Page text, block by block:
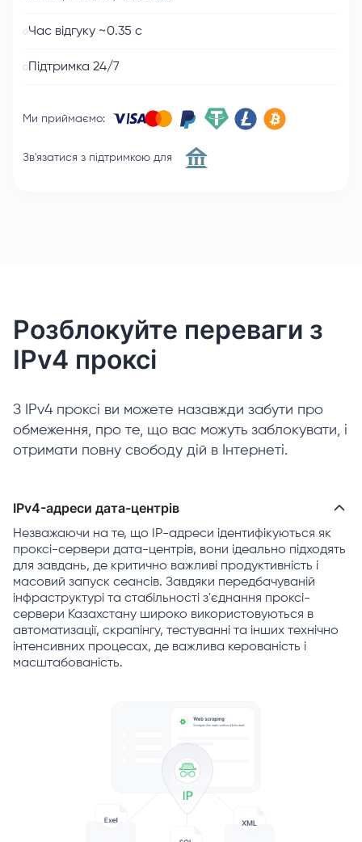
Час відгуку ~0.35 с
Підтримка 24/7
Ми приймаємо:
Зв'язатися з підтримкою для
Розблокуйте переваги з
IPv4 проксі
З IPv4 проксі ви можете назавжди забути про
обмеження, про те, що вас можуть заблокувати, і
отримати повну свободу дій в Інтернеті.
IPv4-адреси дата-центрів
Незважаючи на те, що IP-адреси ідентифікуються як
проксі-сервери дата-центрів, вони ідеально підходять
для завдань, де критично важливі продуктивність і
масовий запуск сеансів. Завдяки передбачуваній
інфраструктурі та стабільності з'єднання проксі-
сервери Казахстану широко використовуються в
автоматизації, скрапінгу, тестуванні та інших технічно
інтенсивних процесах, де важлива керованість і
масштабованість.